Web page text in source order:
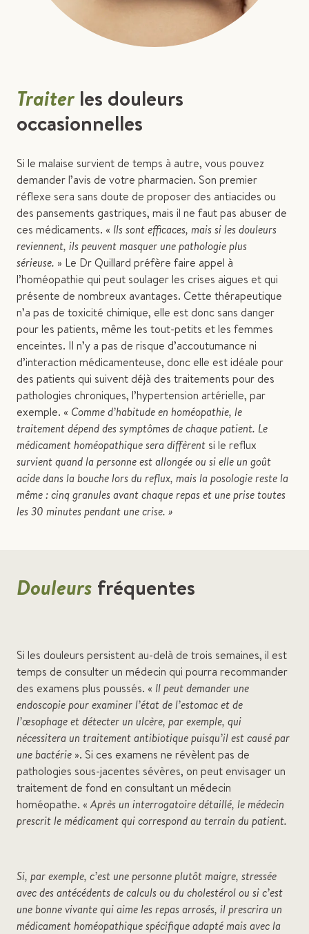
Traiterles douleurs
occasionnelles
Si le malaise survient de temps à autre, vous pouvez
demander l’avis de votre pharmacien. Son premier
réflexe sera sans doute de proposer des antiacides ou
des pansements gastriques, mais il ne faut pas abuser de
ces médicaments. « Ils sont efficaces, mais si les douleurs
reviennent, ils peuvent masquer une pathologie plus
sérieuse. » Le Dr Quillard préfère faire appel à
l’homéopathie qui peut soulager les crises aigues et qui
présente de nombreux avantages. Cette thérapeutique
n’a pas de toxicité chimique, elle est donc sans danger
pour les patients, même les tout-petits et les femmes
enceintes. Il n’y a pas de risque d’accoutumance ni
d’interaction médicamenteuse, donc elle est idéale pour
des patients qui suivent déjà des traitements pour des
pathologies chroniques, l’hypertension artérielle, par
exemple. « Comme d’habitude en homéopathie, le
traitement dépend des symptômes de chaque patient. Le
médicament homéopathique sera diffèrent si le reflux
survient quand la personne est allongée ou si elle un goût
acide dans la bouche lors du reflux, mais la posologie reste la
même : cinq granules avant chaque repas et une prise toutes
les 30 minutes pendant une crise. »
Douleurs fréquentes
Si les douleurs persistent au-delà de trois semaines, il est
temps de consulter un médecin qui pourra recommander
des examens plus poussés. « Il peut demander une
endoscopie pour examiner l’état de l’estomac et de
l’œsophage et détecter un ulcère, par exemple, qui
nécessitera un traitement antibiotique puisqu’il est causé par
une bactérie ». Si ces examens ne révèlent pas de
pathologies sous-jacentes sévères, on peut envisager un
traitement de fond en consultant un médecin
homéopathe. «Après un interrogatoire détaillé, le médecin
prescrit le médicament qui correspond au terrain du patient.
Si, par exemple, c’est une personne plutôt maigre, stressée
avec des antécédents de calculs ou du cholestérol ou si c’est
une bonne vivante qui aime les repas arrosés, il prescrira un
médicament homéopathique spécifique adapté mais avec la